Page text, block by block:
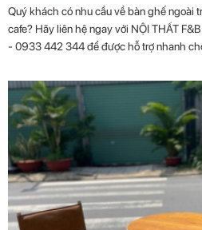
Quý khách có nhu cầu về bàn ghế ngoài
cafe? Hãy liên hệ ngay với NỘI THẤT
- 0933 442 344 để được hỗ trợ nhanh